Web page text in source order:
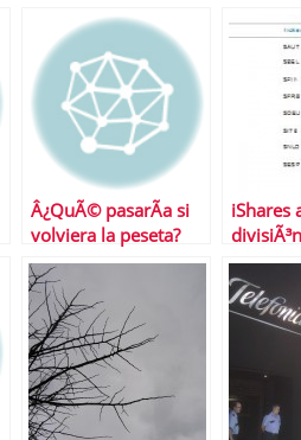
Â¿QuÃ© pasarÃ­a si
volviera la peseta?
iShares
lanza
bonos